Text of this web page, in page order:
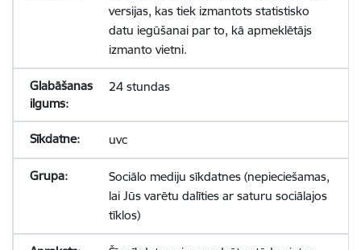
versijas, kas tiek izmantots statistisko
datu iegūšanai par to, kā apmeklētājs
izmanto vietni.
24 stundas
uvc
Sociālo mediju sīkdatnes (nepieciešamas,
lai Jūs varētu dalīties ar saturu sociālajos
tīklos)